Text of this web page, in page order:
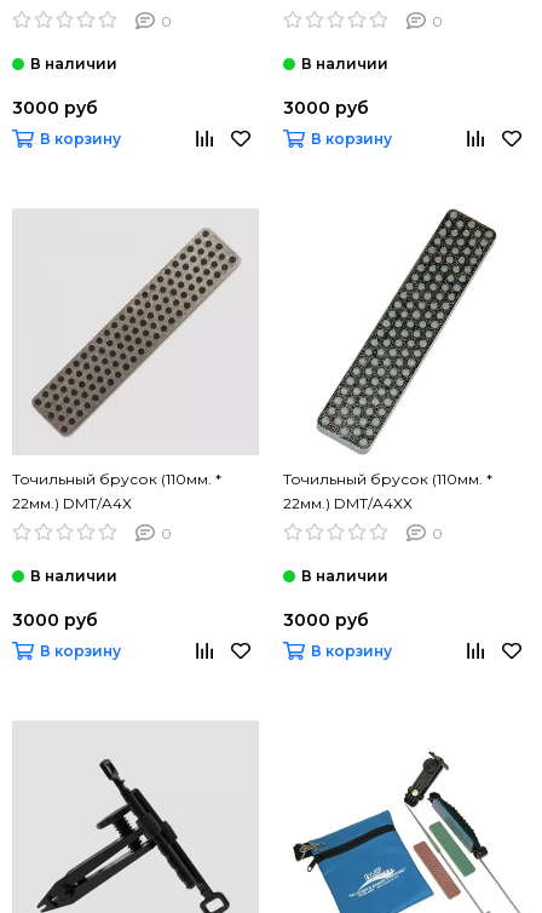
0
3000 руб
В корзину
0
3000 руб
В корзину
Точильный брусок (110мм. *
22мм.) DMT/A4X
0
3000 руб
В корзину
Точильный брусок (110мм. *
22мм.) DMT/A4XX
0
3000 руб
В корзину